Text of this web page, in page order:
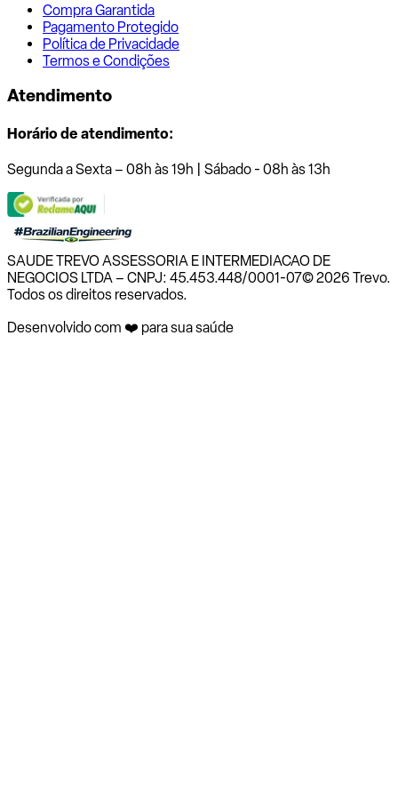
Compra Garantida
Pagamento Protegido
Política de Privacidade
Termos e Condições
Atendimento
Horário de atendimento:
Segunda a Sexta – 08h às 19h | Sábado - 08h às 13h
SAUDE TREVO ASSESSORIA E INTERMEDIACAO DE
NEGOCIOS LTDA – CNPJ: 45.453.448/0001-07© 2026 Trevo.
Todos os direitos reservados.
Desenvolvido com ❤️ para sua saúde